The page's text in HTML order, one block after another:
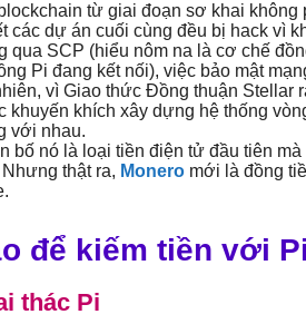
từ giai đoạn sơ khai không
các dự án cuối cùng đều bị hack vì
qua SCP (hiểu nôm na là cơ chế
Pi đang kết nối), việc bảo mật
vì Giao thức Đồng thuận Stellar
khuyến khích xây dựng hệ thống
với nhau.
bố nó là loại tiền điện tử đầu tiên
thật ra, Monero mới là đồng
để kiếm tiền với
thác Pi